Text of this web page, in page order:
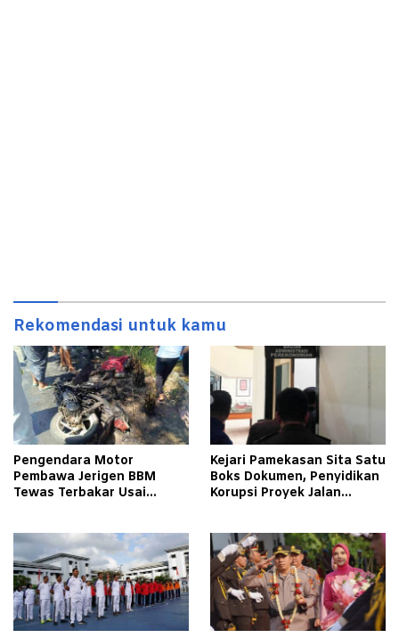
Rekomendasi untuk kamu
Pengendara Motor
Pembawa Jerigen BBM
Tewas Terbakar Usai
Pamekasan
Kejari Pamekasan Sita Satu
Boks Dokumen, Penyidikan
Korupsi Proyek Jalan